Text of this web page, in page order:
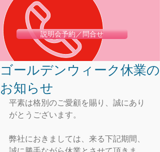
説明会予約／問合せ
ゴールデンウィーク休業の
お知らせ
平素は格別のご愛顧を賜り、誠にあり
がとうございます。
弊社におきましては、来る下記期間、